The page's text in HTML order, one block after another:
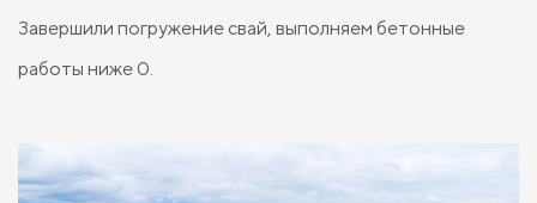
Завершили погружение свай, выполняем бетонные
работы ниже 0.